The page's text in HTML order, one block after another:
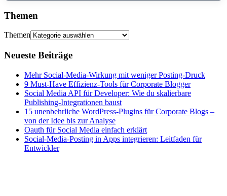
Themen
Themen
Neueste Beiträge
Mehr Social-Media-Wirkung mit weniger Posting-Druck
9 Must-Have Effizienz-Tools für Corporate Blogger
Social Media API für Developer: Wie du skalierbare
Publishing-Integrationen baust
15 unenbehrliche WordPress-Plugins für Corporate Blogs –
von der Idee bis zur Analyse
Oauth für Social Media einfach erklärt
Social-Media-Posting in Apps integrieren: Leitfaden für
Entwickler